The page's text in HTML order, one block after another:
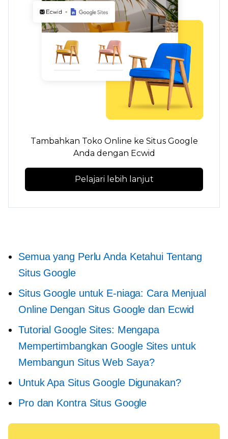
Tambahkan Toko Online ke Situs Google
Anda dengan Ecwid
Pelajari lebih lanjut
Semua yang Perlu Anda Ketahui Tentang
Situs Google
Situs Google untuk E-niaga: Cara Menjual
Online Dengan Situs Google dan Ecwid
Tutorial Google Sites: Mengapa
Mempertimbangkan Google Sites untuk
Membangun Situs Web Saya?
Untuk Apa Situs Google Digunakan?
Pro dan Kontra Situs Google